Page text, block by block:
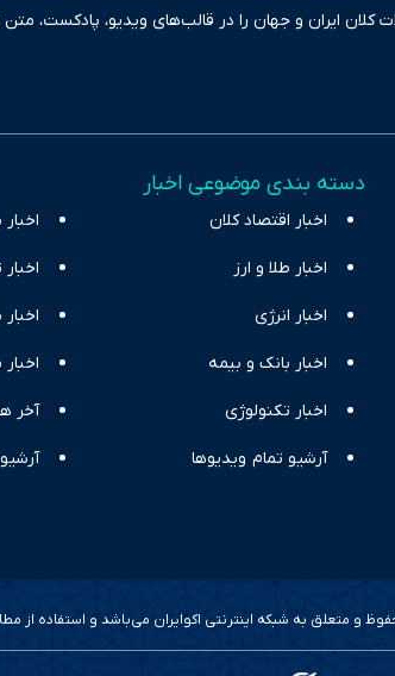
کلان ایران و جهان را در قالب‌های ویدیو، پادکست،
دقیق و قابل اعتماد، فراتر از اطلاع‌رسانی صرف، به
و بیکاری را جست‌وجو کرده و در کنار تحلیل آمارها،
رویکردی حرفه‌ای و روزآمد پوشش می‌دهیم.
دسته بندی موضوعی اخبار
اخبار اقتصاد کلان
اخبار طلا و ارز
اخبار انرژی اخبار
اخبار بانک و بیمه
اخبار تکنولوژی آخر
آرشیو تمام ویدیوها
و متعلق به شبکه اینترنتی اکوایران می‌باشد و استفاده از